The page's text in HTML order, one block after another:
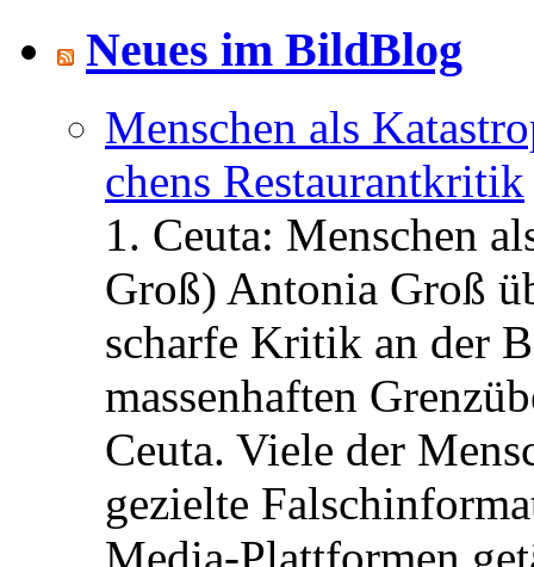
Neues im BildBlog
Menschen als
chens Restau­rant­kritik
1. Ceuta: Menschen
Groß) Antonia Groß
scharfe Kritik an der
massenhaften
Ceuta. Viele der
gezielte
Media-Plattformen